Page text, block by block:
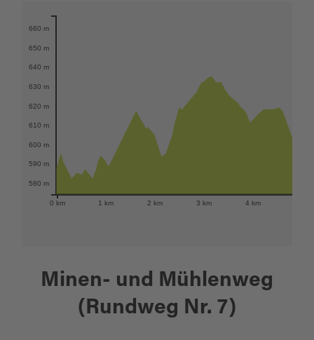
0 km 1 km 2 km 3 km 4 km
580 m
590 m
600 m
610 m
620 m
630 m
640 m
650 m
660 m
Minen- und Mühlenweg
(Rundweg Nr. 7)